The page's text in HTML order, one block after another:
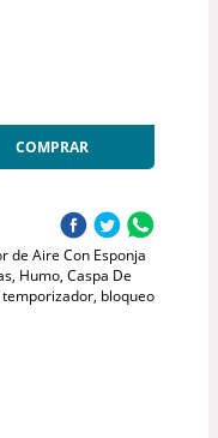
COMPRAR
de Aire Con Esponja
Humo, Caspa De
bloqueo